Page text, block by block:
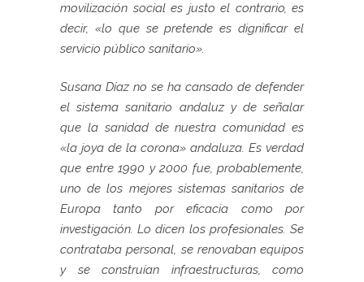
movilización social es justo el contrario, es
decir, «lo que se pretende es dignificar el
servicio público sanitario».
Susana Díaz no se ha cansado de defender
el sistema sanitario andaluz y de señalar
que la sanidad de nuestra comunidad es
«la joya de la corona» andaluza. Es verdad
que entre 1990 y 2000 fue, probablemente,
uno de los mejores sistemas sanitarios de
Europa tanto por eficacia como por
investigación. Lo dicen los profesionales. Se
contrataba personal, se renovaban equipos
y se construían infraestructuras, como